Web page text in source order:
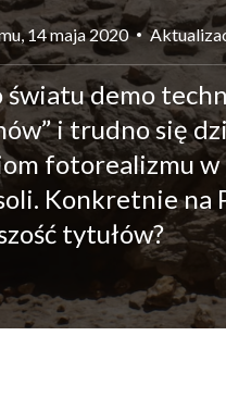
14 maja 2020
światu demo
i trudno się
fotorealizmu w
Konkretnie na
tytułów?